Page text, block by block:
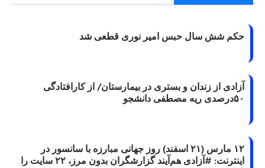
حکم شش سال حبس امیر نوری قطعی شد
آزادی از زندان و بستری در بیمارستان/ از کارافتادگی
۵۰درصدی ریه مصطفی دانشجو
۱۲ مارس (۲۱ اسفند) روز جهانی مبارزه با سانسور در
اینترنت: #آزادی هم‌آیند گزارشگران‌ بدون مرز، ۲۲ سایت را